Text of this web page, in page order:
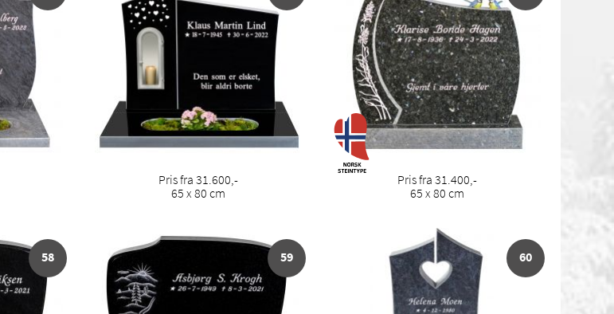
Pris fra 31.600,-
65 x 80 cm
Pris fra 31.400,-
65 x 80 cm
58 59 60